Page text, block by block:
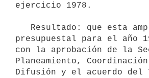
ejercicio 1978.
presupuestal para el año
con la aprobación de la
Planeamiento,
Difusión y el acuerdo del